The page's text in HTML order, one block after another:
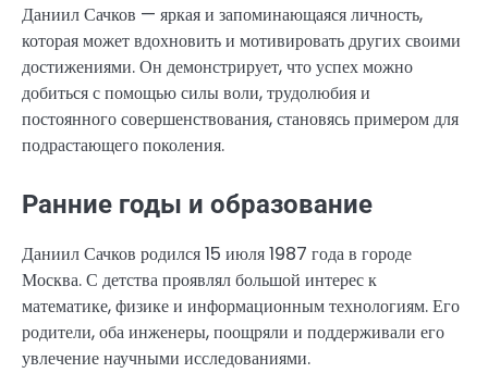
Даниил Сачков — яркая и запоминающаяся личность,
которая может вдохновить и мотивировать других своими
достижениями. Он демонстрирует, что успех можно
добиться с помощью силы воли, трудолюбия и
постоянного совершенствования, становясь примером для
подрастающего поколения.
Ранние годы и образование
Даниил Сачков родился 15 июля 1987 года в городе
Москва. С детства проявлял большой интерес к
математике, физике и информационным технологиям. Его
родители, оба инженеры, поощряли и поддерживали его
увлечение научными исследованиями.